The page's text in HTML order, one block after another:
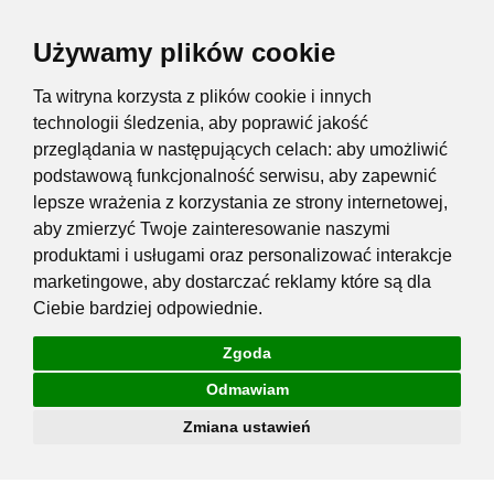
Używamy plików cookie
Ta witryna korzysta z plików cookie i innych
technologii śledzenia, aby poprawić jakość
przeglądania w następujących celach: aby umożliwić
podstawową funkcjonalność serwisu, aby zapewnić
lepsze wrażenia z korzystania ze strony internetowej,
aby zmierzyć Twoje zainteresowanie naszymi
produktami i usługami oraz personalizować interakcje
marketingowe, aby dostarczać reklamy które są dla
Ciebie bardziej odpowiednie.
Zgoda
Odmawiam
Zmiana ustawień